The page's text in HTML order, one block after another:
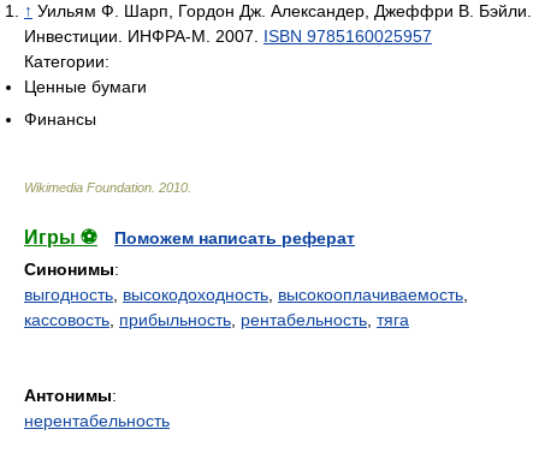
↑ Уильям Ф. Шарп, Гордон Дж. Александер, Джеффри В. Бэйли.
Инвестиции. ИНФРА-М. 2007. ISBN 9785160025957
Категории:
Ценные бумаги
Финансы
Wikimedia Foundation 2010
Игры ⚽
Поможем написать реферат
Синонимы:
выгодность высокодоходность высокооплачиваемость
кассовость прибыльность рентабельность тяга
Антонимы:
нерентабельность